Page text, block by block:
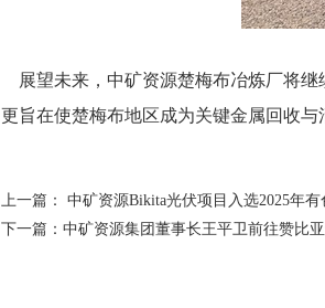
展望未来，中矿资源楚梅布冶炼厂将继
更旨在使楚梅布地区成为关键金属回收
上一篇： 中矿资源Bikita光伏项目入选2025年
下一篇：中矿资源集团董事长王平卫前往赞比